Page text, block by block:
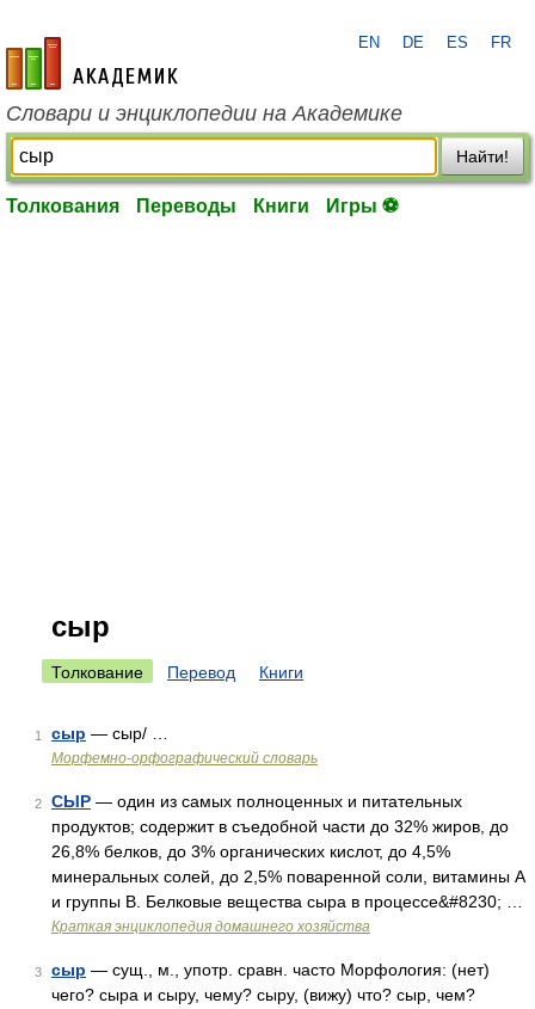
academic.ru
EN DE ES FR
Словари и энциклопедии на Академике
Найти!
Толкования Переводы Книги Игры ⚽
сыр
Толкование Перевод Книги
1 сыр — сыр/ …
Морфемно-орфографический словарь
2 СЫР — один из самых полноценных и питательных
продуктов; содержит в съедобной части до 32% жиров, до
26,8% белков, до 3% органических кислот, до 4,5%
минеральных солей, до 2,5% поваренной соли, витамины А
и группы В. Белковые вещества сыра в процессе&#8230; …
Краткая энциклопедия домашнего хозяйства
3 сыр — сущ., м., употр. сравн. часто Морфология: (нет)
чего? сыра и сыру, чему? сыру, (вижу) что? сыр, чем?